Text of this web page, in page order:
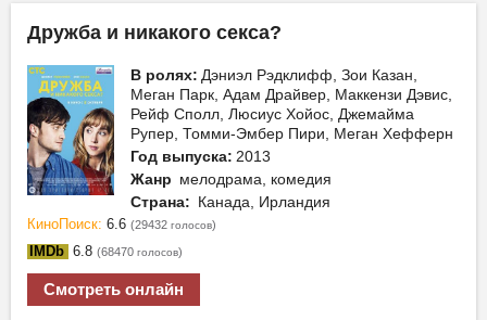
Дружба и никакого секса?
В ролях: Дэниэл Рэдклифф, Зои Казан,
Меган Парк, Адам Драйвер, Маккензи Дэвис,
Рейф Сполл, Люсиус Хойос, Джемайма
Рупер, Томми-Эмбер Пири, Меган Хефферн
Год выпуска: 2013
Жанр мелодрама, комедия
Страна: Канада, Ирландия
КиноПоиск: 6.6 (29432 голосов)
IMDb 6.8 (68470 голосов)
Смотреть онлайн